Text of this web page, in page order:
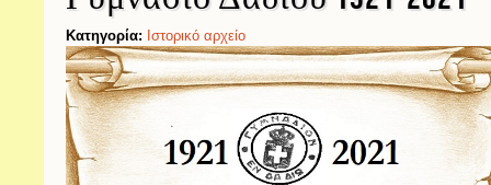
Κατηγορία: Ιστορικό αρχείο